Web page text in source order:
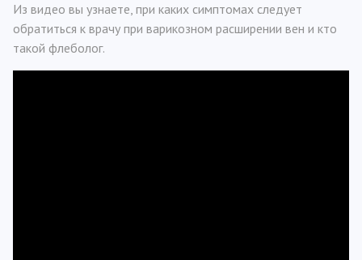
Из видео вы узнаете, при каких симптомах следует
обратиться к врачу при варикозном расширении вен и кто
такой флеболог.